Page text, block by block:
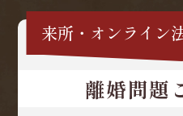
来所・オンライン
離婚問題